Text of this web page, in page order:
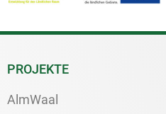
PROJEKTE
AlmWaal